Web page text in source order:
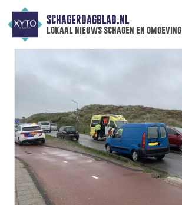
SCHAGERDAGBLAD.NL
lokaal nieuws schagen en omgeving